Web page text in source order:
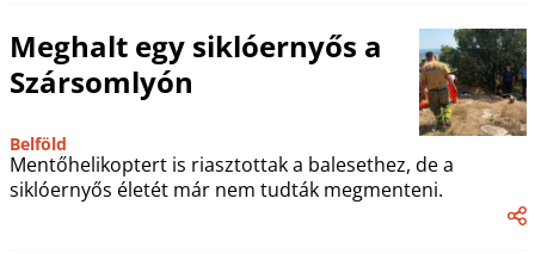
Meghalt egy siklóernyős a
Szársomlyón
Belföld
Mentőhelikoptert is riasztottak a balesethez, de a
siklóernyős életét már nem tudták megmenteni.